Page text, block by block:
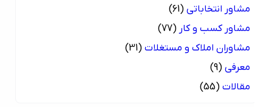
مشاور انتخاباتی (61)
مشاور کسب و کار (77)
مشاوران املاک و مستغلات (31)
معرفی (9)
مقالات (55)